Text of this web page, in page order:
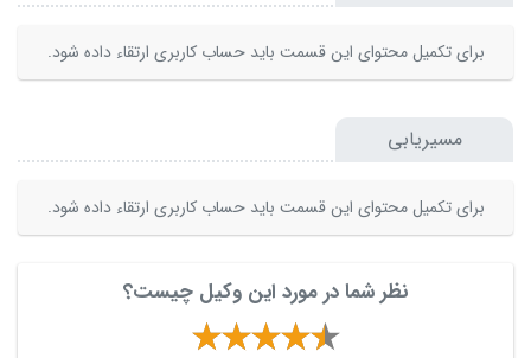
برای تکمیل محتوای این قسمت باید حساب کاربری ارتقاء داده شود.
مسیریابی
برای تکمیل محتوای این قسمت باید حساب کاربری ارتقاء داده شود.
نظر شما در مورد این وکیل چیست؟